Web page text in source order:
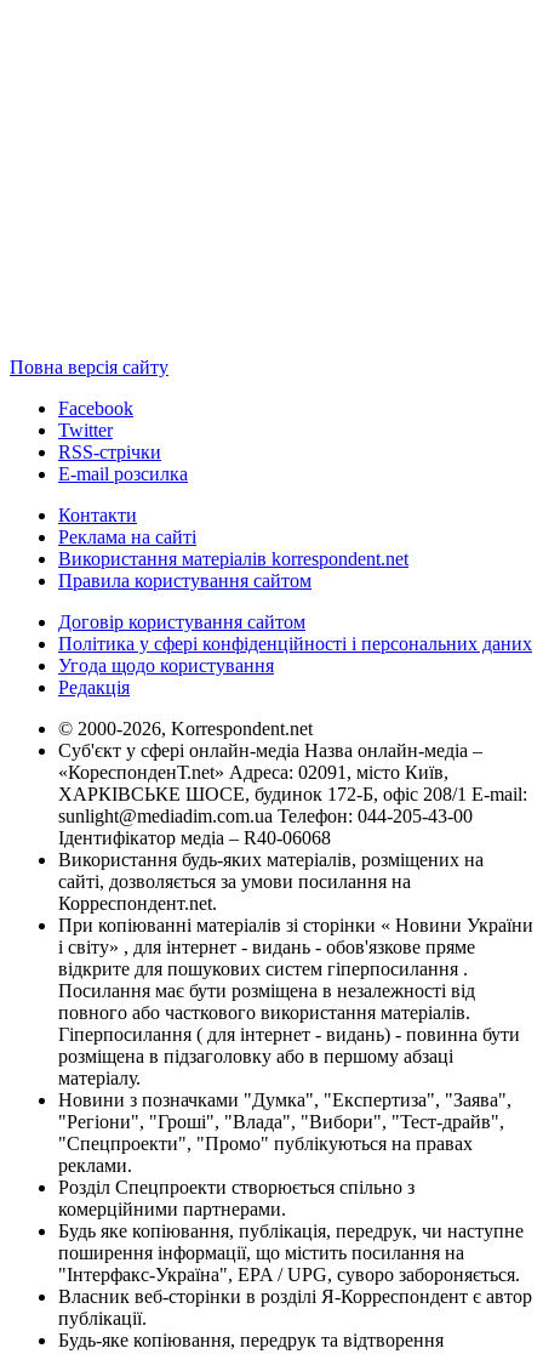
Повна версія сайту
Facebook
Twitter
RSS-стрічки
E-mail розсилка
Контакти
Реклама на сайті
Використання матеріалів korrespondent.net
Правила користування сайтом
Договір користування сайтом
Політика у сфері конфіденційності і персональних даних
Угода щодо користування
Редакція
© 2000-2026, Korrespondent.net
Суб'єкт у сфері онлайн-медіа Назва онлайн-медіа –
«КореспонденТ.net» Адреса: 02091, місто Київ,
ХАРКІВСЬКЕ ШОСЕ, будинок 172-Б, офіс 208/1 E-mail:
sunlight@mediadim.com.ua Телефон: 044-205-43-00
Ідентифікатор медіа – R40-06068
Використання будь-яких матеріалів, розміщених на
сайті, дозволяється за умови посилання на
Корреспондент.net.
При копіюванні матеріалів зі сторінки « Новини України
і світу» , для інтернет - видань - обов'язкове пряме
відкрите для пошукових систем гіперпосилання .
Посилання має бути розміщена в незалежності від
повного або часткового використання матеріалів.
Гіперпосилання ( для інтернет - видань) - повинна бути
розміщена в підзаголовку або в першому абзаці
матеріалу.
Новини з позначками "Думка", "Експертиза", "Заява",
"Регіони", "Гроші", "Влада", "Вибори", "Тест-драйв",
"Спецпроекти", "Промо" публікуються на правах
реклами.
Розділ Спецпроекти створюється спільно з
комерційними партнерами.
Будь яке копіювання, публікація, передрук, чи наступне
поширення інформації, що містить посилання на
"Інтерфакс-Україна", EPA / UPG, суворо забороняється.
Власник веб-сторінки в розділі Я-Корреспондент є автор
публікації.
Будь-яке копіювання, передрук та відтворення